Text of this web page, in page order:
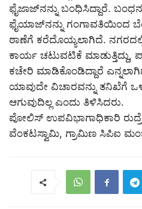
ಫೈಜಾಜ್‌ನನ್ನು ಬಂಧಿಸಿದ್ದಾರೆ.
ಫೈಯಾಜ್‌ನನ್ನು ಗಂಗಾವತಿಯಿಂದ
ಠಾಣೆಗೆ ಕರೆದೊಯ್ಯಲಾಗಿದೆ.
ಕಾರ್ಯ ಚಟುವಟಿಕೆ ಮಾಡುತ್ತಿದ್ದು,
ಕಚೇರಿ ಮಾಡಿಕೊಂಡಿದ್ದಾರೆ
ಯಾವುದೇ ವಿಚಾರವನ್ನು ತನಿಖೆಗೆ
ಆಗುವುದಿಲ್ಲ ಎಂದು ತಿಳಿಸಿದರು.
ಪೋಲಿಸ್‌ ಉಪವಿಭಾಗಾಧಿಕಾರಿ
ವೆಂಕಟಸ್ವಾಮಿ, ಗ್ರಾಮಿಣ ಸಿಪಿಐ